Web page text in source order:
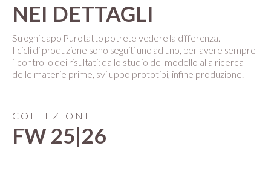
NEI DETTAGLI
Su ogni capo Purotatto potrete vedere la differenza.
I cicli di produzione sono seguiti uno ad uno, per avere sempre
il controllo dei risultati: dallo studio del modello alla ricerca
delle materie prime, sviluppo prototipi, infine produzione.
COLLEZIONE
FW 25|26